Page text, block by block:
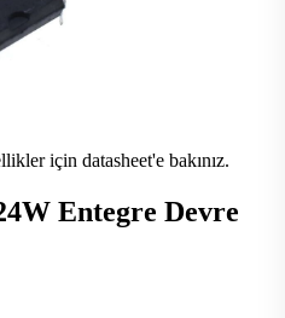
için datasheet'e bakınız.
Entegre Devre